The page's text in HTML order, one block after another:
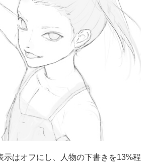
示はオフにし、人物の下書きを13%程